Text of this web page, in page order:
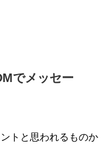
でメッセー
トと思われるものか